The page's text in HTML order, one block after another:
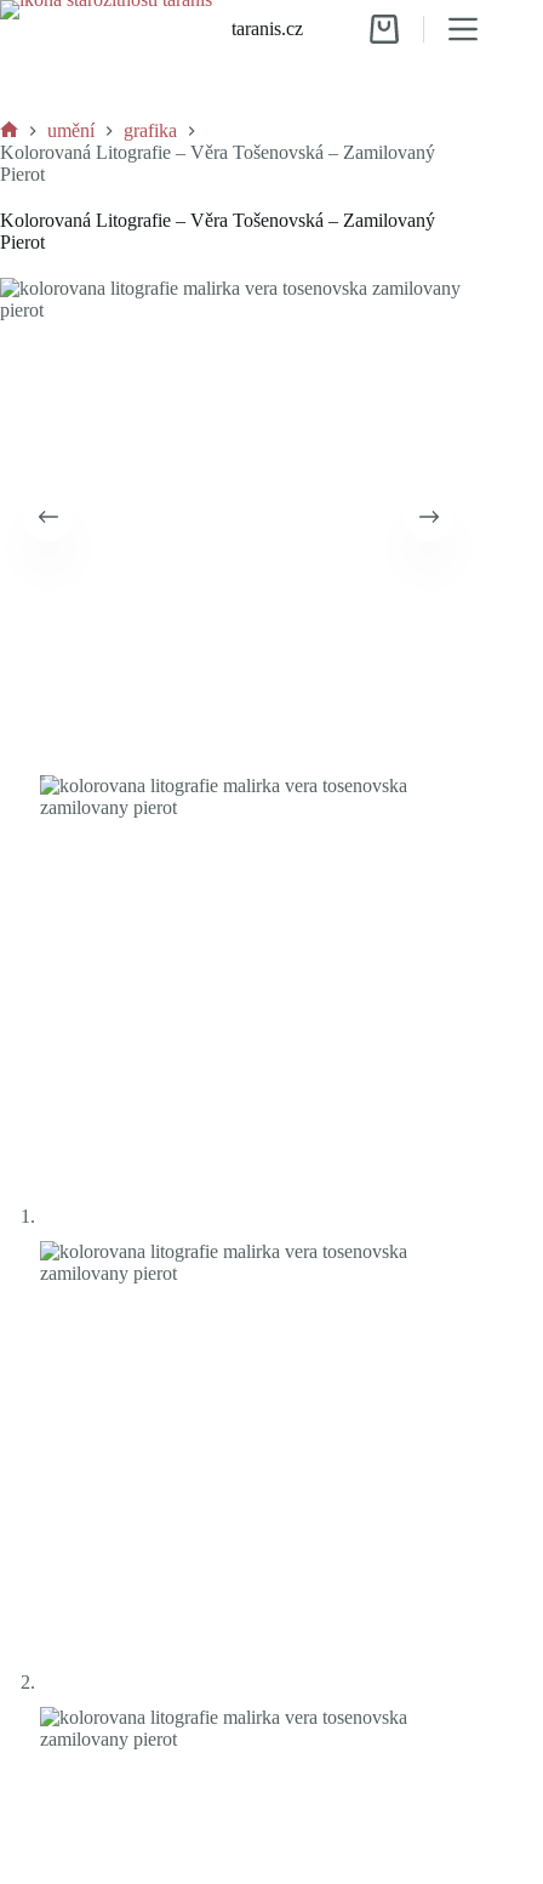
Skip
taranis.cz
Shopping
Home
umění
grafika
Kolorovaná Litografie – Věra Tošenovská – Zamilovaný
Pierot
Kolorovaná Litografie – Věra Tošenovská – Zamilovaný
Pierot